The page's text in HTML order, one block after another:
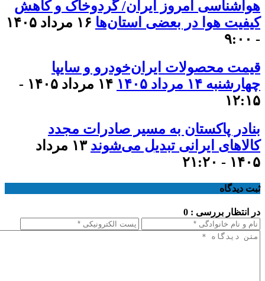
هواشناسی امروز ایران/ گردوخاک و کاهش
کیفیت هوا در بعضی استان‌ها
۱۶ مرداد ۱۴۰۵
- ۹:۰۰
قیمت محصولات ایران‌خودرو و سایپا
چهارشنبه ۱۴ مرداد ۱۴۰۵
۱۴ مرداد ۱۴۰۵ -
۱۲:۱۵
بنادر پاکستان به مسیر صادرات مجدد
کالاهای ایرانی تبدیل می‌شوند
۱۳ مرداد
۱۴۰۵ - ۲۱:۲۰
ثبت دیدگاه
در انتظار بررسی : 0